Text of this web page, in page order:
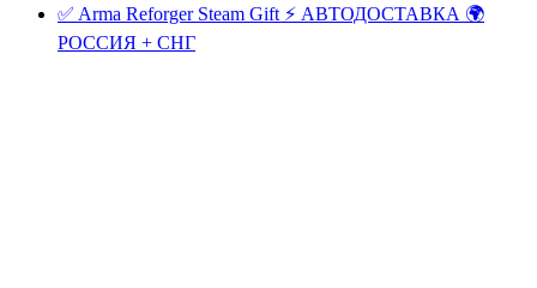
✅ Arma Reforger Steam Gift ⚡ АВТОДОСТАВКА 🌍
РОССИЯ + СНГ